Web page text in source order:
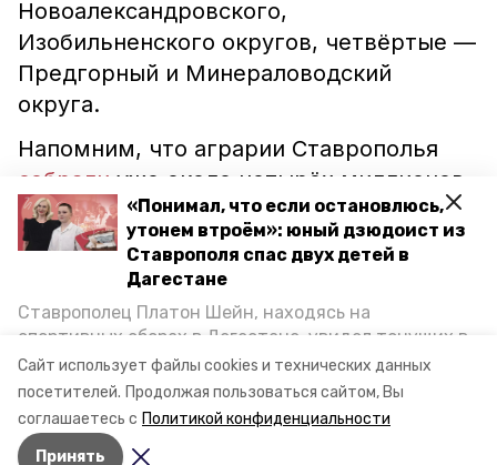
Сайт использует файлы cookies и технических данных
посетителей. Продолжая пользоваться сайтом, Вы
соглашаетесь с Политикой конфиденциальности
Принять
«Понимал, что если остановлюсь,
утонем втроём»: юный дзюдоист из
Ставрополя спас двух детей в
Дагестане
Ставрополец Платон Шейн, находясь на
спортивных сборах в Дегестане, увидел тонущих в
Каспийском море детей и бросился на помощь. По
возвращении домой, отважного мальчика
пригласили в министерство образования края и
наградили. Корреспондент «Победы26» пообщался
с юным героем.
Новоалександровского,
Изобильненского округов, четвёртые —
Предгорный и Минераловодский
округа.
Напомним, что аграрии Ставрополья
собрали уже около четырёх миллионов
тонн зерна. На 11 июля уборка
проведена на 52 процентах посевных
площадей.
ставропольский край апк аграрии
Авторы: Алина Журавлёва